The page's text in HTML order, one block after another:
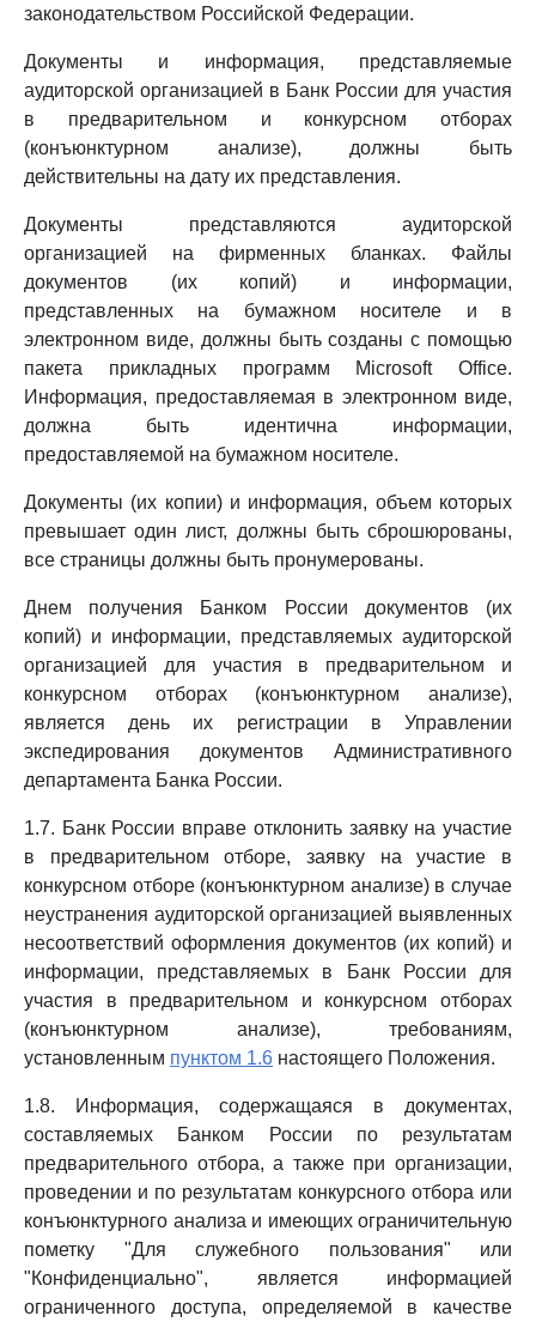
законодательством Российской Федерации.
Документы и информация, представляемые
аудиторской организацией в Банк России для участия
в предварительном и конкурсном отборах
(конъюнктурном анализе), должны быть
действительны на дату их представления.
Документы представляются аудиторской
организацией на фирменных бланках. Файлы
документов (их копий) и информации,
представленных на бумажном носителе и в
электронном виде, должны быть созданы с помощью
пакета прикладных программ Microsoft Office.
Информация, предоставляемая в электронном виде,
должна быть идентична информации,
предоставляемой на бумажном носителе.
Документы (их копии) и информация, объем которых
превышает один лист, должны быть сброшюрованы,
все страницы должны быть пронумерованы.
Днем получения Банком России документов (их
копий) и информации, представляемых аудиторской
организацией для участия в предварительном и
конкурсном отборах (конъюнктурном анализе),
является день их регистрации в Управлении
экспедирования документов Административного
департамента Банка России.
1.7. Банк России вправе отклонить заявку на участие
в предварительном отборе, заявку на участие в
конкурсном отборе (конъюнктурном анализе) в случае
неустранения аудиторской организацией выявленных
несоответствий оформления документов (их копий) и
информации, представляемых в Банк России для
участия в предварительном и конкурсном отборах
(конъюнктурном анализе), требованиям,
установленным пунктом 1.6 настоящего Положения.
1.8. Информация, содержащаяся в документах,
составляемых Банком России по результатам
предварительного отбора, а также при организации,
проведении и по результатам конкурсного отбора или
конъюнктурного анализа и имеющих ограничительную
пометку "Для служебного пользования" или
"Конфиденциально", является информацией
ограниченного доступа, определяемой в качестве